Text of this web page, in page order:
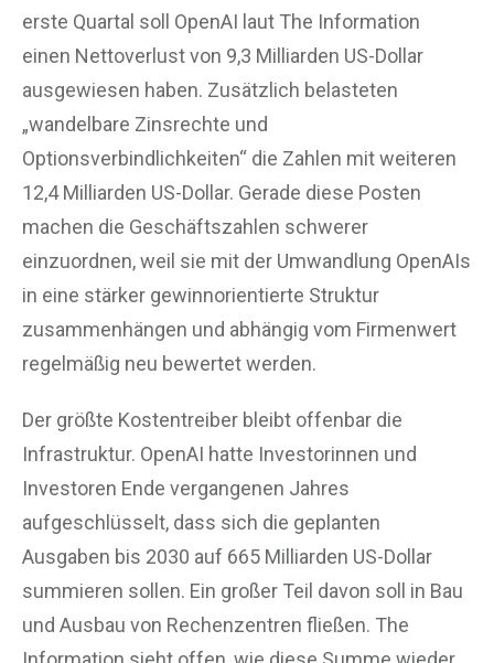
erste Quartal soll OpenAI laut The Information
einen Nettoverlust von 9,3 Milliarden US-Dollar
ausgewiesen haben. Zusätzlich belasteten
„wandelbare Zinsrechte und
Optionsverbindlichkeiten“ die Zahlen mit weiteren
12,4 Milliarden US-Dollar. Gerade diese Posten
machen die Geschäftszahlen schwerer
einzuordnen, weil sie mit der Umwandlung OpenAIs
in eine stärker gewinnorientierte Struktur
zusammenhängen und abhängig vom Firmenwert
regelmäßig neu bewertet werden.
Der größte Kostentreiber bleibt offenbar die
Infrastruktur. OpenAI hatte Investorinnen und
Investoren Ende vergangenen Jahres
aufgeschlüsselt, dass sich die geplanten
Ausgaben bis 2030 auf 665 Milliarden US-Dollar
summieren sollen. Ein großer Teil davon soll in Bau
und Ausbau von Rechenzentren fließen. The